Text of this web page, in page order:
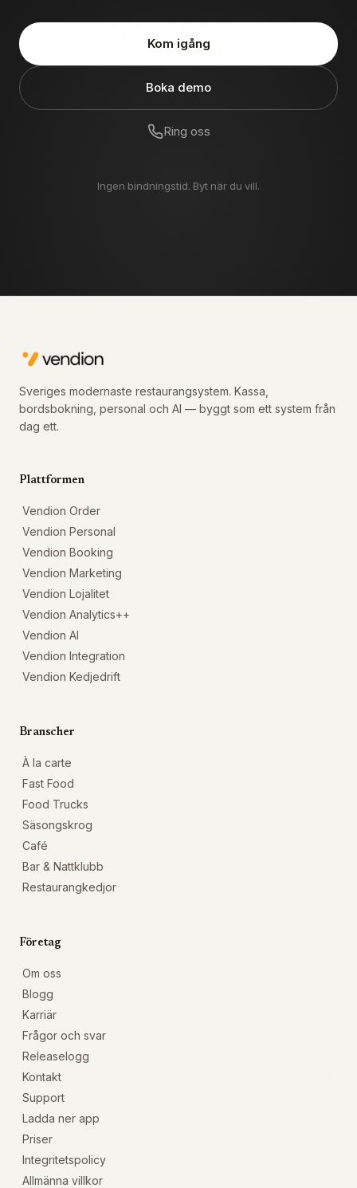
Kom igång
Boka demo
Ring oss
Ingen bindningstid. Byt när du vill.
Sveriges modernaste restaurangsystem. Kassa,
bordsbokning, personal och AI — byggt som ett system från
dag ett.
Plattformen
Vendion Order
Vendion Personal
Vendion Booking
Vendion Marketing
Vendion Lojalitet
Vendion Analytics++
Vendion AI
Vendion Integration
Vendion Kedjedrift
Branscher
À la carte
Fast Food
Food Trucks
Säsongskrog
Café
Bar & Nattklubb
Restaurangkedjor
Företag
Om oss
Blogg
Karriär
Frågor och svar
Releaselogg
Kontakt
Support
Ladda ner app
Priser
Integritetspolicy
Allmänna villkor